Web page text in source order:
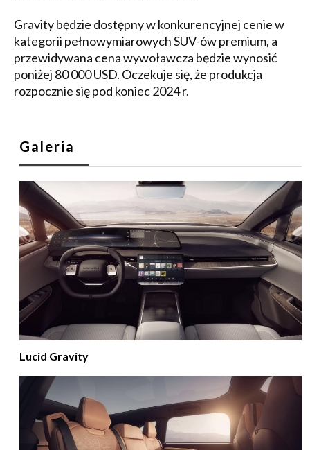
Gravity będzie dostępny w konkurencyjnej cenie w
kategorii pełnowymiarowych SUV-ów premium, a
przewidywana cena wywoławcza będzie wynosić
poniżej 80 000 USD. Oczekuje się, że produkcja
rozpocznie się pod koniec 2024 r.
Galeria
Lucid Gravity